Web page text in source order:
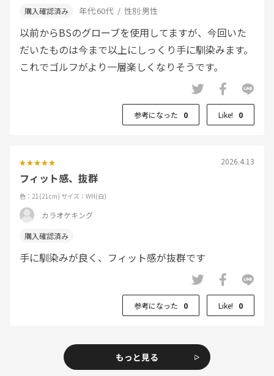
年代:60代 性別:男性
以前からBSのグローブを使用してますが、今回いた
だいたものは今まで以上にしっくり手に馴染みます。
これでゴルフがより一層楽しくなりそうです。
参考になった 0 Like! 0
2026.4.13
フィット感、抜群
色：21(21cm) サイズ：WH(白)
カラオケキング
手に馴染みが良く、フィット感が抜群です
参考になった 0 Like! 0
もっと見る